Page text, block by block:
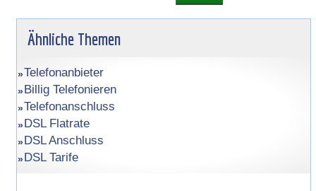
Ähnliche Themen
Telefonanbieter
Billig Telefonieren
Telefonanschluss
DSL Flatrate
DSL Anschluss
DSL Tarife